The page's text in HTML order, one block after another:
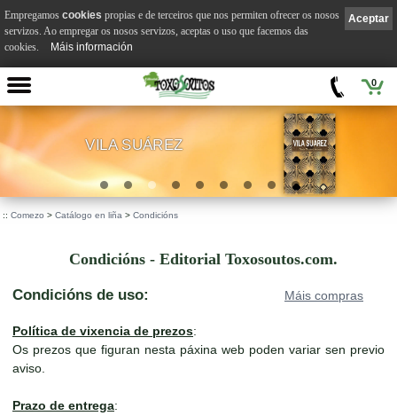
0
VILA SUÁREZ
:: Comezo > Catálogo en liña > Condicións
Condicións - Editorial Toxosoutos.com.
Máis compras
Condicións de uso:
Política de vixencia de prezos:
Os prezos que figuran nesta páxina web poden variar sen previo
aviso.
Prazo de entrega:
Aceptar
Empregamos cookies propias e de terceiros que nos permiten ofrecer os nosos
servizos. Ao empregar os nosos servizos, aceptas o uso que facemos das
cookies.
Máis información